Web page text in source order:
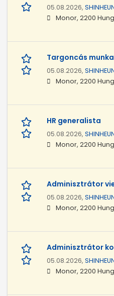
05.08.2026,
Monor, 2200
Targoncás
05.08.2026,
Monor, 2200
HR generalista
05.08.2026,
Monor, 2200
Adminisztrátor
05.08.2026,
Monor, 2200
Adminisztrátor
05.08.2026,
Monor, 2200